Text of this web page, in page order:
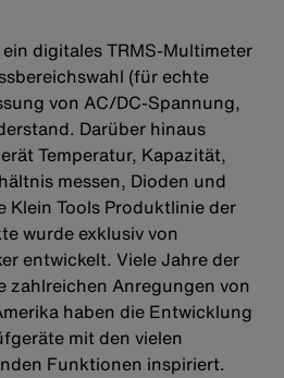
digitales TRMS-Multimeter
(für echte
von AC/DC-Spannung,
Darüber hinaus
Temperatur, Kapazität,
messen, Dioden und
Klein Tools Produktlinie der
wurde exklusiv von
entwickelt. Viele Jahre der
zahlreichen Anregungen von
haben die Entwicklung
mit den vielen
Funktionen inspiriert.